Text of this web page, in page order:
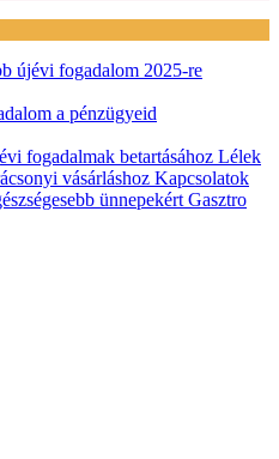
újévi fogadalom 2025-re
a pénzügyeid
fogadalmak betartásához Lélek
vásárláshoz Kapcsolatok
ünnepekért Gasztro